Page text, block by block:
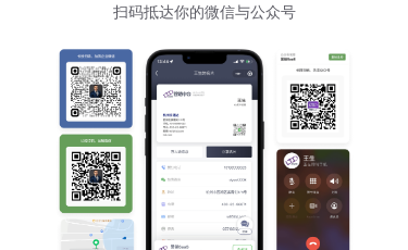
扫码抵达你的微信与公众号